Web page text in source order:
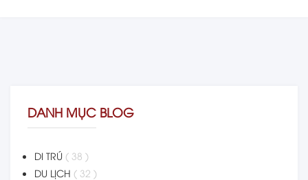
DANH MỤC BLOG
DI TRÚ ( 38 )
DU LỊCH ( 32 )